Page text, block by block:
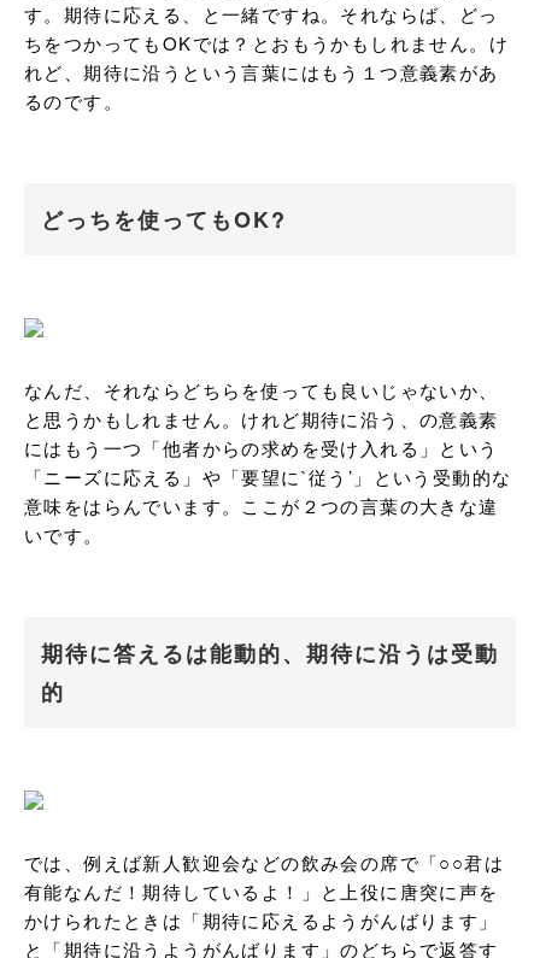
す。期待に応える、と一緒ですね。それならば、どっ
ちをつかってもOKでは？とおもうかもしれません。け
れど、期待に沿うという言葉にはもう１つ意義素があ
るのです。
どっちを使ってもOK?
なんだ、それならどちらを使っても良いじゃないか、
と思うかもしれません。けれど期待に沿う、の意義素
にはもう一つ「他者からの求めを受け入れる」という
「ニーズに応える」や「要望に`従う’」という受動的な
意味をはらんでいます。ここが２つの言葉の大きな違
いです。
期待に答えるは能動的、期待に沿うは受動
的
では、例えば新人歓迎会などの飲み会の席で「○○君は
有能なんだ！期待しているよ！」と上役に唐突に声を
かけられたときは「期待に応えるようがんばります」
と「期待に沿うようがんばります」のどちらで返答す